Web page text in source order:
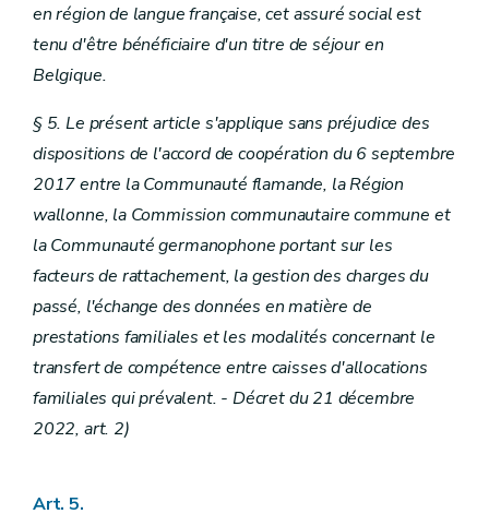
en région de langue française, cet assuré social est
tenu d'être bénéficiaire d'un titre de séjour en
Belgique.
§ 5. Le présent article s'applique sans préjudice des
dispositions de l'accord de coopération du 6 septembre
2017 entre la Communauté flamande, la Région
wallonne, la Commission communautaire commune et
la Communauté germanophone portant sur les
facteurs de rattachement, la gestion des charges du
passé, l'échange des données en matière de
prestations familiales et les modalités concernant le
transfert de compétence entre caisses d'allocations
familiales qui prévalent. - Décret du 21 décembre
2022, art. 2)
Art. 5.